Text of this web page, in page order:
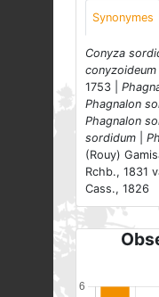
Synonymes
Conyza
conyzoideum
1753 |
Phagnalon
Phagnalon
sordidum
(Rouy)
Rchb., 1831
Cass., 1826